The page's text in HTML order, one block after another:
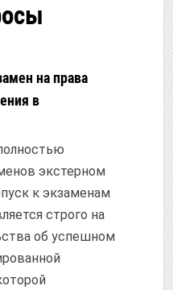
на права
в
экстерном
к экзаменам
строго на
об успешном